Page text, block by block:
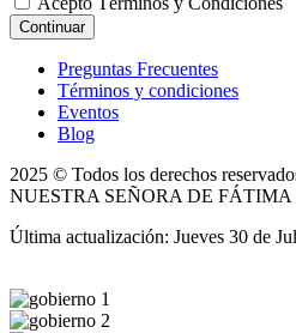
Continuar
Preguntas Frecuentes
Términos y condiciones
Eventos
Blog
2025 © Todos los derechos
NUESTRA SEÑORA DE FÁTIMA
Última actualización: Jueves 30 de